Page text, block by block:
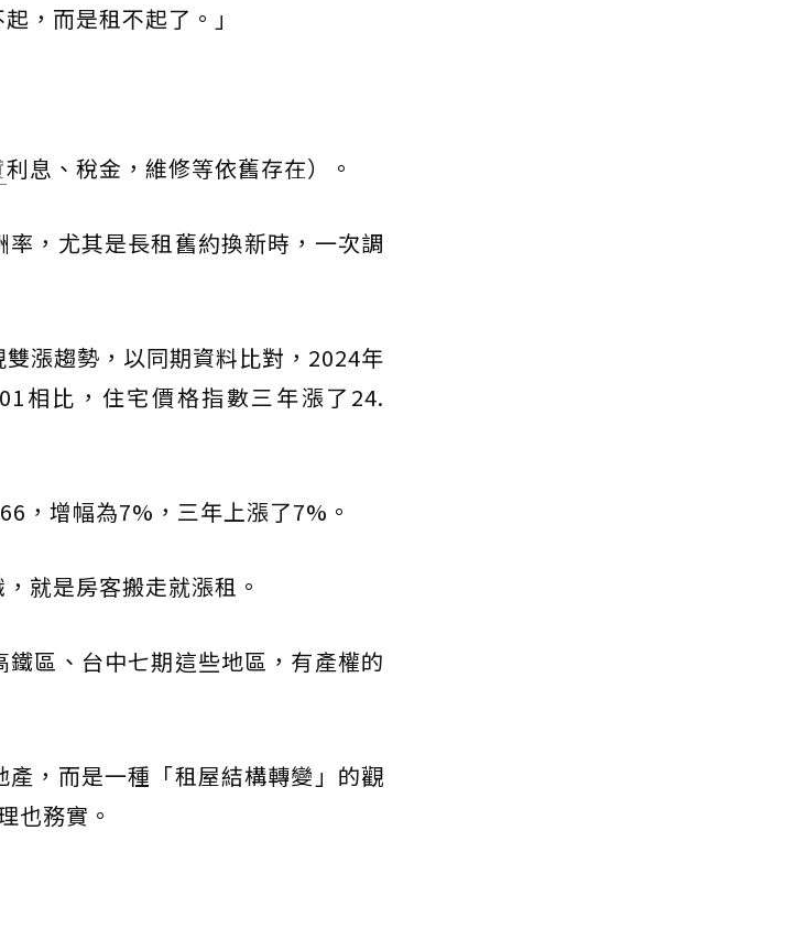
，而是租不起了。」
利息、稅金，維修等依舊存在）。
，尤其是長租舊約換新時，一次調
漲趨勢，以同期資料比對，2024年
相比，住宅價格指數三年漲了24.
，增幅為7%，三年上漲了7%。
就是房客搬走就漲租。
區、台中七期這些地區，有產權的
，而是一種「租屋結構轉變」的觀
也務實。